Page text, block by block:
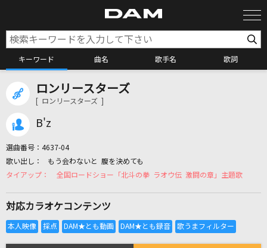
キーワード 曲名 歌手名 歌詞
カラオケ検索
カラオケリクエスト
リアルタイムで歌われている曲の一覧
ロンリースターズ
[ ロンリースターズ ]
B'z
選曲番号： 4637-04
もう会わないと 腹を決めても
全国ロードショー「北斗の拳 ラオウ伝 激闘の章」主題歌
対応カラオケコンテンツ